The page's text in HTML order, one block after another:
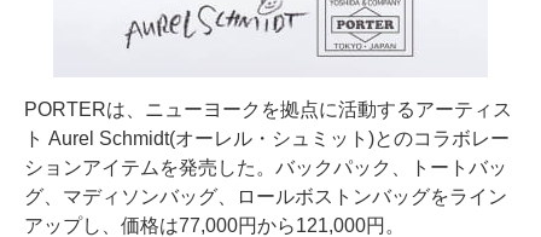
PORTERは、ニューヨークを拠点に活動するアーティス
ト Aurel Schmidt(オーレル・シュミット)とのコラボレー
ションアイテムを発売した。バックパック、トートバッ
グ、マディソンバッグ、ロールボストンバッグをライン
アップし、価格は77,000円から121,000円。